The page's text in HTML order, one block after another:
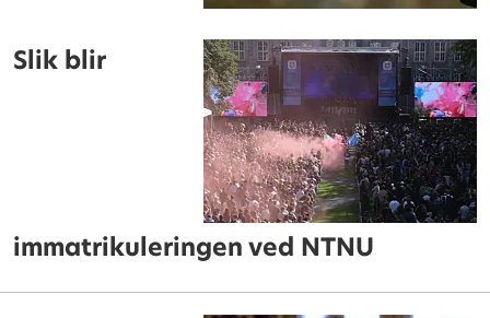
Slik blir
immatrikuleringen ved NTNU